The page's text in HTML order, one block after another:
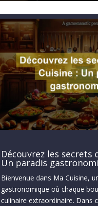
Découvrez les secrets
Un paradis
Bienvenue dans Ma Cuisine,
gastronomique où chaque
culinaire extraordinaire. Dans